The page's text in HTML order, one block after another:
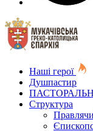
Наші герої
Душпастир
Структура